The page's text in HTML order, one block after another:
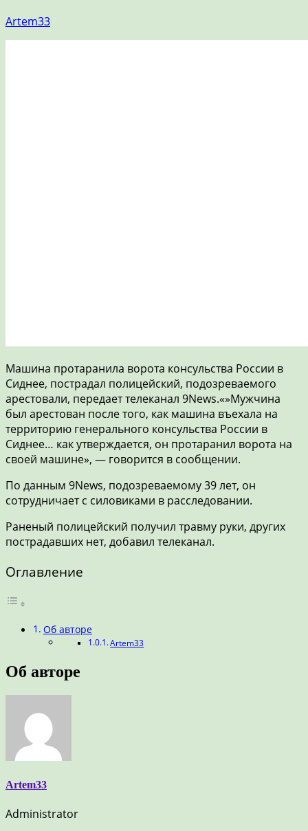
Artem33
Машина протаранила ворота консульства России в
Сиднее, пострадал полицейский, подозреваемого
арестовали, передает телеканал 9News.«»Мужчина
был арестован после того, как машина въехала на
территорию генерального консульства России в
Сиднее… как утверждается, он протаранил ворота на
своей машине», — говорится в сообщении.
По данным 9News, подозреваемому 39 лет, он
сотрудничает с силовиками в расследовании.
Раненый полицейский получил травму руки, других
пострадавших нет, добавил телеканал.
Оглавление
Об авторе
Artem33
Об авторе
Artem33
Administrator